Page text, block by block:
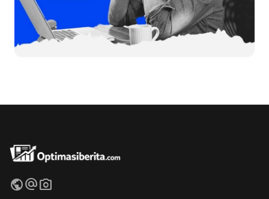
publicalternate_emailphoto_camera